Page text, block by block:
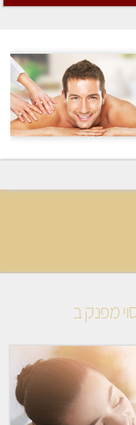
מפנק ב